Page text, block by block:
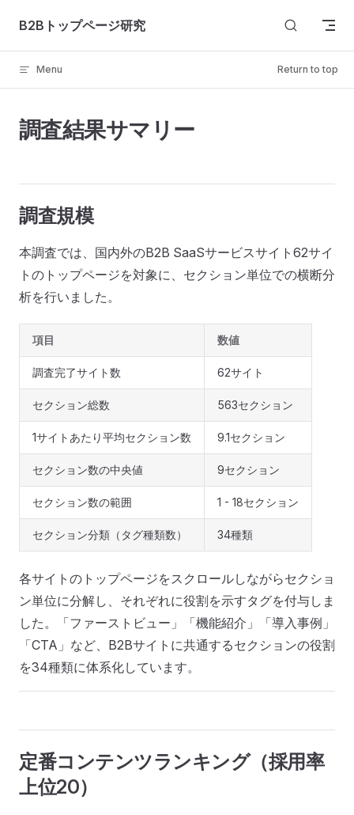
Skip to content
B2Bトップページ研究
Menu Return to top
調査結果サマリー
調査規模
本調査では、国内外のB2B SaaSサービスサイト62サイ
トのトップページを対象に、セクション単位での横断分
析を行いました。
項目 数値
調査完了サイト数 62サイト
セクション総数 563セクション
1サイトあたり平均セクション数 9.1セクション
セクション数の中央値 9セクション
セクション数の範囲 1 - 18セクション
セクション分類（タグ種類数） 34種類
各サイトのトップページをスクロールしながらセクショ
ン単位に分解し、それぞれに役割を示すタグを付与しま
した。「ファーストビュー」「機能紹介」「導入事例」
「CTA」など、B2Bサイトに共通するセクションの役割
を34種類に体系化しています。
定番コンテンツランキング（採用率
上位20）